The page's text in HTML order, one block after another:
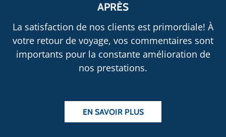
APRÈS
La satisfaction de nos clients est primordiale! À
votre retour de voyage, vos commentaires sont
importants pour la constante amélioration de
nos prestations.
EN SAVOIR PLUS